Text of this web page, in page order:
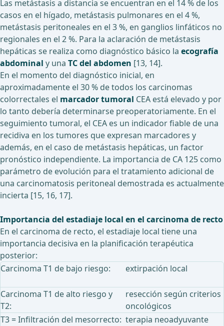
Las metástasis a distancia se encuentran en el 14 % de los
casos en el hígado, metástasis pulmonares en el 4 %,
metástasis peritoneales en el 3 %, en ganglios linfáticos no
regionales en el 2 %. Para la aclaración de metástasis
hepáticas se realiza como diagnóstico básico la ecografía
abdominal y una TC del abdomen [13, 14].
En el momento del diagnóstico inicial, en
aproximadamente el 30 % de todos los carcinomas
colorrectales el marcador tumoral CEA está elevado y por
lo tanto debería determinarse preoperatoriamente. En el
seguimiento tumoral, el CEA es un indicador fiable de una
recidiva en los tumores que expresan marcadores y
además, en el caso de metástasis hepáticas, un factor
pronóstico independiente. La importancia de CA 125 como
parámetro de evolución para el tratamiento adicional de
una carcinomatosis peritoneal demostrada es actualmente
incierta [15, 16, 17].
Importancia del estadiaje local en el carcinoma de recto
En el carcinoma de recto, el estadiaje local tiene una
importancia decisiva en la planificación terapéutica
posterior:
Carcinoma T1 de bajo riesgo:
extirpación local
Carcinoma T1 de alto riesgo y
T2:
resección según criterios
oncológicos
T3 = Infiltración del mesorrecto: terapia neoadyuvante